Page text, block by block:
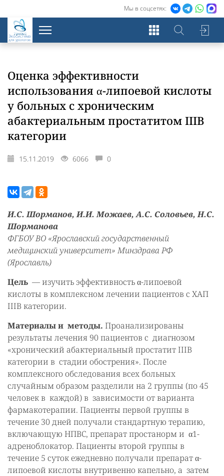
Мы в соцсетях:
Экосистема
для урологов
Оценка эффективности
использования α-липоевой кислоты
у больных с хроническим
абактериальным простатитом IIIB
категории
15.11.2019 6066 0
И.С. Шорманов, И.И. Можаев, А.С. Соловьев, Н.С.
Шорманова
ФГБОУ ВО «Ярославский государственный
медицинский университет» Минздрава РФ
(Ярославль)
Цель — изучить эффективность α-липоевой
кислоты в комплексном лечении пациентов с ХАП
IIIB категории.
Материалы и методы. Проанализированы
результаты лечения 90 пациентов с диагнозом
«хронический абактериальный простатит IIIB
категории в стадии обострения». После
комплексного обследования всех больных
случайным образом разделили на 2 группы (по 45
человек в каждой) в зависимости от варианта
фармакотерапии. Пациенты первой группы в
течение 30 дней получали стандартную терапию,
включающую НПВС, препарат простанорм и α1-
адреноблокатор. Пациенты второй группы в
течение 5 суток ежедневно получали препарат α-
липоевой кислоты внутривенно капельно, а затем